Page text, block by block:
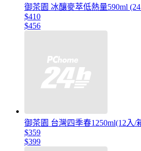
御茶園 冰釀麥萃低熱量590ml
$410
$456
御茶園 台灣四季春1250ml(12入/
$359
$399